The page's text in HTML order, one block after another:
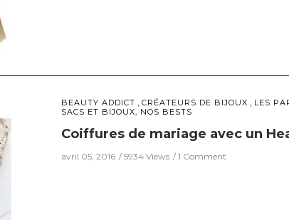
BEAUTY ADDICT CRÉATEURS DE BIJOUX LES
SACS ET BIJOUX, NOS BESTS
Coiffures de mariage avec un
avril 05, 2016 5934 Views 1 Comment